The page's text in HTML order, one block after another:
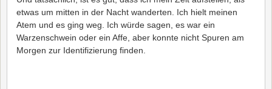
etwas um mitten in der Nacht wanderten. Ich hielt meinen
Atem und es ging weg. Ich würde sagen, es war ein
Warzenschwein oder ein Affe, aber konnte nicht Spuren am
Morgen zur Identifizierung finden.